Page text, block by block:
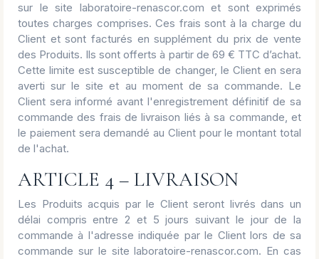
sur le site laboratoire-renascor.com et sont exprimés
toutes charges comprises. Ces frais sont à la charge du
Client et sont facturés en supplément du prix de vente
des Produits. Ils sont offerts à partir de 69 € TTC d’achat.
Cette limite est susceptible de changer, le Client en sera
averti sur le site et au moment de sa commande. Le
Client sera informé avant l'enregistrement définitif de sa
commande des frais de livraison liés à sa commande, et
le paiement sera demandé au Client pour le montant total
de l'achat.
ARTICLE 4 – LIVRAISON
Les Produits acquis par le Client seront livrés dans un
délai compris entre 2 et 5 jours suivant le jour de la
commande à l'adresse indiquée par le Client lors de sa
commande sur le site laboratoire-renascor.com. En cas